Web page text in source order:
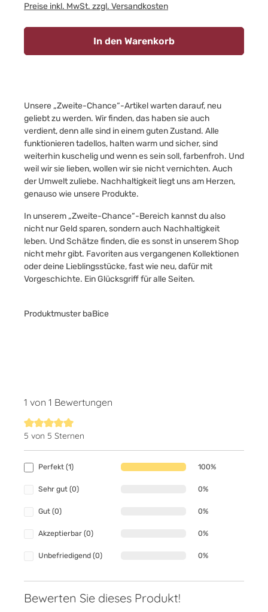
Preise inkl. MwSt. zzgl. Versandkosten
In den Warenkorb
Unsere „Zweite-Chance“-Artikel warten darauf, neu
geliebt zu werden. Wir finden, das haben sie auch
verdient, denn alle sind in einem guten Zustand. Alle
funktionieren tadellos, halten warm und sicher, sind
weiterhin kuschelig und wenn es sein soll, farbenfroh. Und
weil wir sie lieben, wollen wir sie nicht vernichten. Auch
der Umwelt zuliebe. Nachhaltigkeit liegt uns am Herzen,
genauso wie unsere Produkte.
In unserem „Zweite-Chance“-Bereich kannst du also
nicht nur Geld sparen, sondern auch Nachhaltigkeit
leben. Und Schätze finden, die es sonst in unserem Shop
nicht mehr gibt. Favoriten aus vergangenen Kollektionen
oder deine Lieblingsstücke, fast wie neu, dafür mit
Vorgeschichte. Ein Glücksgriff für alle Seiten.
Produktmuster baBice
1 von 1 Bewertungen
Durchschnittliche Bewertung von 5 von 5 Sternen
5 von 5 Sternen
Perfekt (1) 100%
Sehr gut (0) 0%
Gut (0) 0%
Akzeptierbar (0) 0%
Unbefriedigend (0) 0%
Bewerten Sie dieses Produkt!